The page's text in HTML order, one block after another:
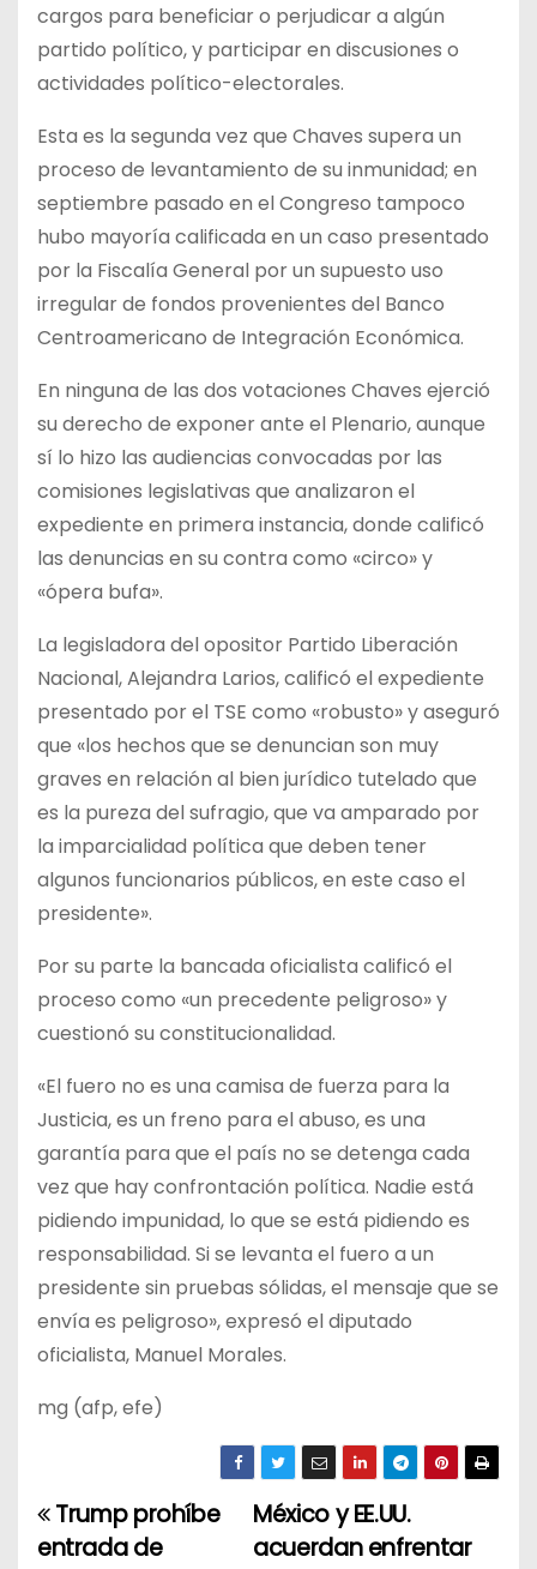
cargos para beneficiar o perjudicar a algún
partido político, y participar en discusiones o
actividades político-electorales.
Esta es la segunda vez que Chaves supera un
proceso de levantamiento de su inmunidad; en
septiembre pasado en el Congreso tampoco
hubo mayoría calificada en un caso presentado
por la Fiscalía General por un supuesto uso
irregular de fondos provenientes del Banco
Centroamericano de Integración Económica.
En ninguna de las dos votaciones Chaves ejerció
su derecho de exponer ante el Plenario, aunque
sí lo hizo las audiencias convocadas por las
comisiones legislativas que analizaron el
expediente en primera instancia, donde calificó
las denuncias en su contra como «circo» y
«ópera bufa».
La legisladora del opositor Partido Liberación
Nacional, Alejandra Larios, calificó el expediente
presentado por el TSE como «robusto» y aseguró
que «los hechos que se denuncian son muy
graves en relación al bien jurídico tutelado que
es la pureza del sufragio, que va amparado por
la imparcialidad política que deben tener
algunos funcionarios públicos, en este caso el
presidente».
Por su parte la bancada oficialista calificó el
proceso como «un precedente peligroso» y
cuestionó su constitucionalidad.
«El fuero no es una camisa de fuerza para la
Justicia, es un freno para el abuso, es una
garantía para que el país no se detenga cada
vez que hay confrontación política. Nadie está
pidiendo impunidad, lo que se está pidiendo es
responsabilidad. Si se levanta el fuero a un
presidente sin pruebas sólidas, el mensaje que se
envía es peligroso», expresó el diputado
oficialista, Manuel Morales.
mg (afp, efe)
N
México y EE.UU.
acuerdan enfrentar
Trump prohíbe
entrada de